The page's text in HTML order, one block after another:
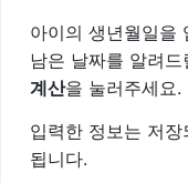
아이의 생년월일을
남은 날짜를 알려
계산을 눌러주세요.
입력한 정보는 저
됩니다.